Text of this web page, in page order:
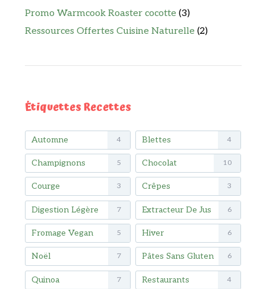
Promo Warmcook Roaster cocotte (3)
Ressources Offertes Cuisine Naturelle (2)
Étiquettes Recettes
Automne 4 Blettes 4
Champignons 5 Chocolat 10
Courge 3 Crêpes 3
Digestion Légère 7 Extracteur De Jus 6
Fromage Vegan 5 Hiver 6
Noël 7 Pâtes Sans Gluten 6
Quinoa 7 Restaurants 4